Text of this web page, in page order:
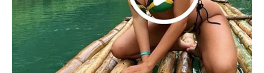
Četvrtak donosi suočavanje. Ali ne bolno – već
oslobađajuće. Istina izlazi na videlo.
Petak donosi poruku, poziv ili susret koji Škorpiji vraća